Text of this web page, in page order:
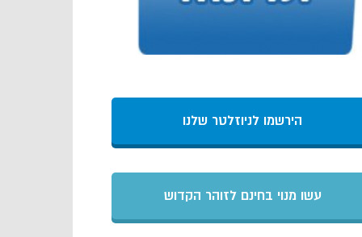
הירשמו לניוזלטר שלנו
עשו מנוי בחינם לזוהר הקדוש